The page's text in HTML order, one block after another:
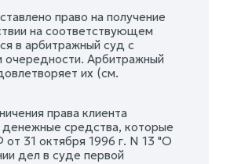
право на получение
на соответствующем
в арбитражный суд с
очередности. Арбитражный
их (см.
права клиента
средства, которые
31 октября 1996 г. N 13 "О
дел в суде первой